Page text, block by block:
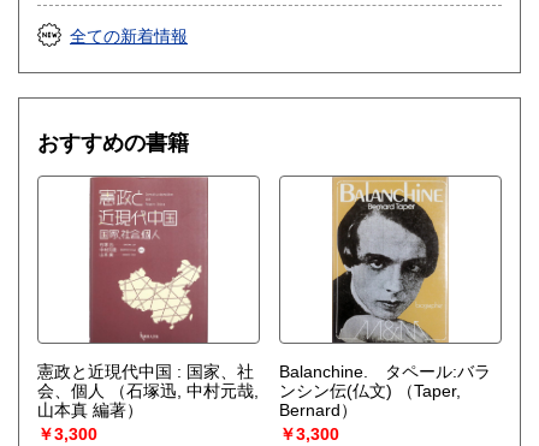
取り扱い分野
総記、哲学宗教、歴史、美術工芸、国語国文、古典籍、近代
文献、外国書、古書一般（その他）
全ての新着情報
おすすめの書籍
憲政と近現代中国 : 国家、社
会、個人
（石塚迅, 中村元哉,
山本真 編著）
￥3,300
Balanchine. タペール:バラ
ンシン伝(仏文)
（Taper,
Bernard）
￥3,300